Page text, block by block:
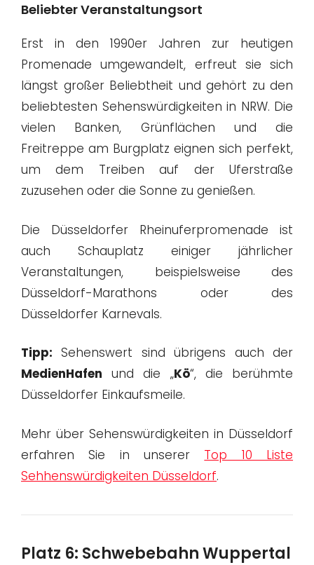
Beliebter Veranstaltungsort
Erst in den 1990er Jahren zur heutigen
Promenade umgewandelt, erfreut sie sich
längst großer Beliebtheit und gehört zu den
beliebtesten Sehenswürdigkeiten in NRW. Die
vielen Banken, Grünflächen und die
Freitreppe am Burgplatz eignen sich perfekt,
um dem Treiben auf der Uferstraße
zuzusehen oder die Sonne zu genießen.
Die Düsseldorfer Rheinuferpromenade ist
auch Schauplatz einiger jährlicher
Veranstaltungen, beispielsweise des
Düsseldorf-Marathons oder des
Düsseldorfer Karnevals.
Tipp: Sehenswert sind übrigens auch der
MedienHafen und die „Kö“, die berühmte
Düsseldorfer Einkaufsmeile.
Mehr über Sehenswürdigkeiten in Düsseldorf
erfahren Sie in unserer Top 10 Liste
Sehhenswürdigkeiten Düsseldorf.
Platz 6: Schwebebahn Wuppertal